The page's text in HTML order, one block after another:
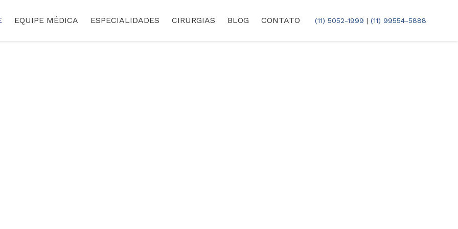
(11) 5052-1999 | (11) 99554-5888
EQUIPE MÉDICA ESPECIALIDADES CIRURGIAS BLOG CONTATO